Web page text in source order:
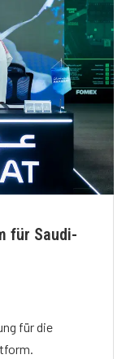
für Saudi-
für die